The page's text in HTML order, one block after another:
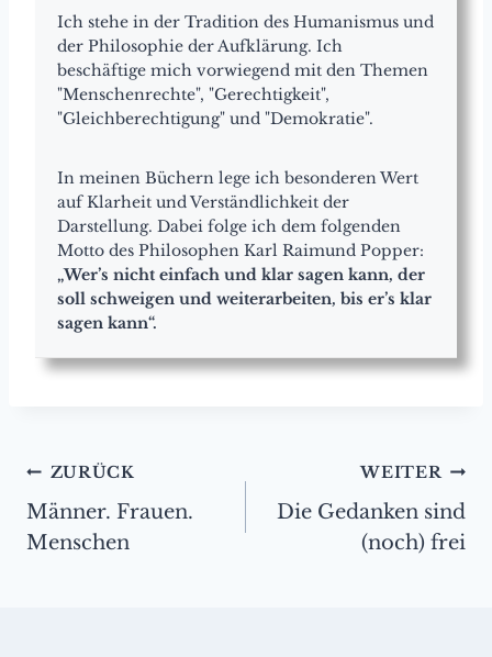
Ich stehe in der Tradition des Humanismus und
der Philosophie der Aufklärung. Ich
beschäftige mich vorwiegend mit den Themen
"Menschenrechte", "Gerechtigkeit",
"Gleichberechtigung" und "Demokratie".
In meinen Büchern lege ich besonderen Wert
auf Klarheit und Verständlichkeit der
Darstellung. Dabei folge ich dem folgenden
Motto des Philosophen Karl Raimund Popper:
„Wer’s nicht einfach und klar sagen kann, der
soll schweigen und weiterarbeiten, bis er’s klar
sagen kann“.
Beitragsnavigation
ZURÜCK
Männer. Frauen.
Menschen
WEITER
Die Gedanken sind
(noch) frei